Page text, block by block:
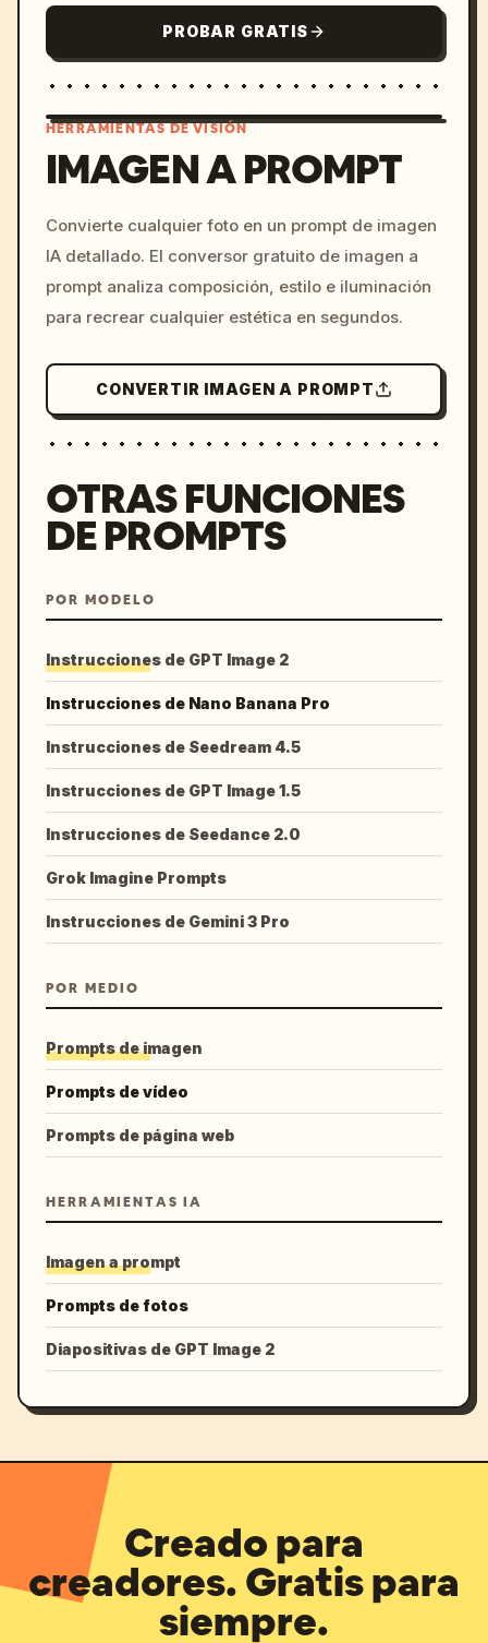
PROBAR GRATIS
c, cyberpunk sunset, neon
colors, 8k --v 6.0
HERRAMIENTAS DE VISIÓN
IMAGEN A PROMPT
Convierte cualquier foto en un prompt de imagen
IA detallado. El conversor gratuito de imagen a
prompt analiza composición, estilo e iluminación
para recrear cualquier estética en segundos.
CONVERTIR IMAGEN A PROMPT
OTRAS FUNCIONES
DE PROMPTS
POR MODELO
Instrucciones de GPT Image 2
Instrucciones de Nano Banana Pro
Instrucciones de Seedream 4.5
Instrucciones de GPT Image 1.5
Instrucciones de Seedance 2.0
Grok Imagine Prompts
Instrucciones de Gemini 3 Pro
POR MEDIO
Prompts de imagen
Prompts de vídeo
Prompts de página web
HERRAMIENTAS IA
Imagen a prompt
Prompts de fotos
Diapositivas de GPT Image 2
Creado para
creadores. Gratis para
siempre.